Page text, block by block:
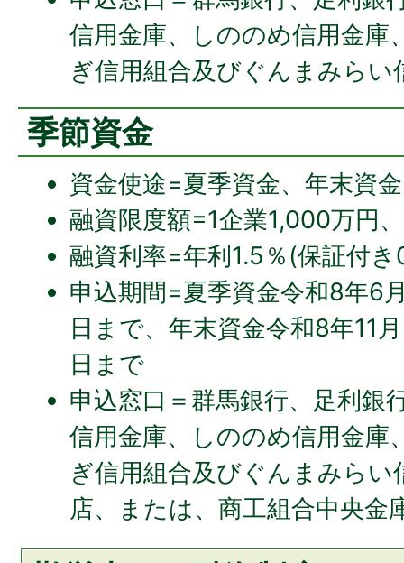
信用金庫、しののめ信用金庫
ぎ信用組合及びぐんまみらい
季節資金
資金使途=夏季資金、年末資金
融資限度額=1企業1,000万円
融資利率=年利1.5％(保証付
申込期間=夏季資金令和8年6
日まで、年末資金令和8年11
日まで
申込窓口＝群馬銀行、足利銀
信用金庫、しののめ信用金庫
ぎ信用組合及びぐんまみらい
店、または、商工組合中央金